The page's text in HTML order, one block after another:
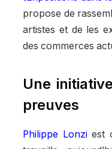
propose de
artistes et de les
des commerces
Une
preuves
Philippe Lonziest